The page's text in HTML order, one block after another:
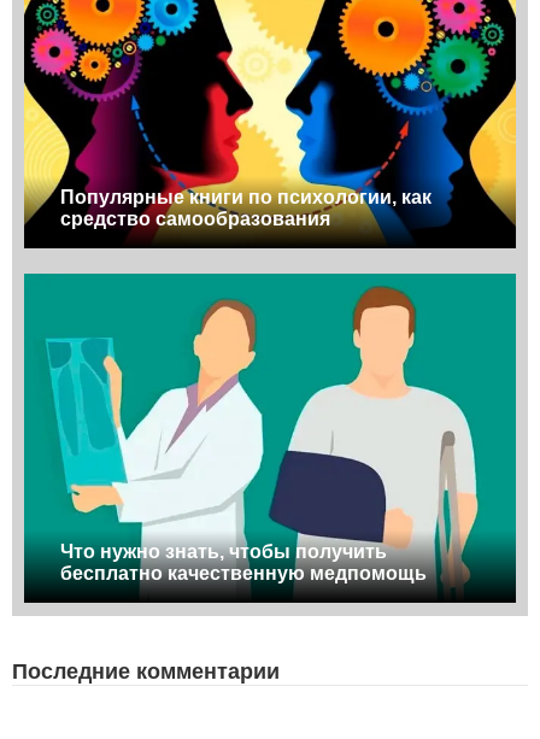
Популярные книги по психологии, как
средство самообразования
Что нужно знать, чтобы получить
бесплатно качественную медпомощь
Последние комментарии